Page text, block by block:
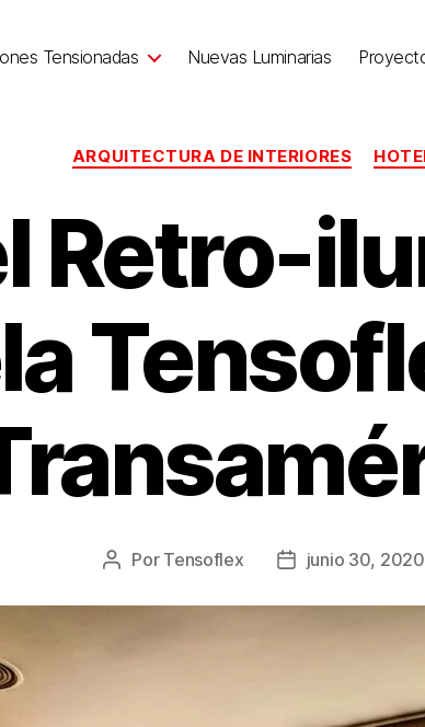
Tensionadas Nuevas Luminarias
ARQUITECTURA DE INTERIORES
Retro-
Por Tensoflex junio 30, 2020